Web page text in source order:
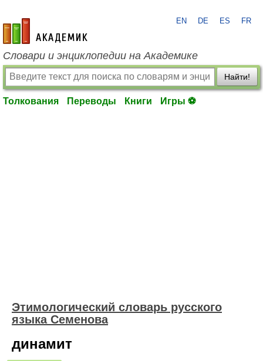
academic.ru
EN DE ES FR
Словари и энциклопедии на Академике
Найти!
Толкования Переводы Книги Игры ⚽
Этимологический словарь русского
языка Семенова
динамит